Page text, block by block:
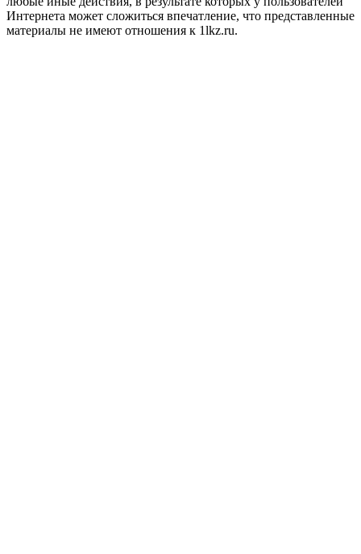
Интернета может сложиться впечатление, что представленные
материалы не имеют отношения к 1lkz.ru.